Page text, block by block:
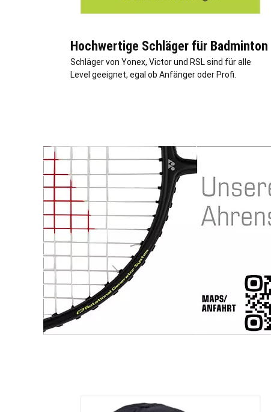
Hochwertige Schläger für Badminton
Schläger von Yonex, Victor und RSL sind für alle
Level geeignet, egal ob Anfänger oder Profi.